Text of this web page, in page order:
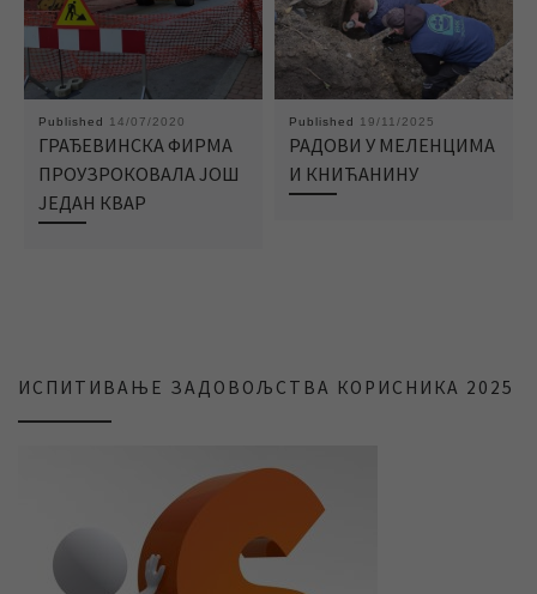
Published 14/07/2020
ГРАЂЕВИНСКА ФИРМА
ПРОУЗРОКОВАЛА ЈОШ
ЈЕДАН КВАР
Published 19/11/2025
РАДОВИ У МЕЛЕНЦИМА
И КНИЋАНИНУ
ИСПИТИВАЊЕ ЗАДОВОЉСТВА КОРИСНИКА 2025